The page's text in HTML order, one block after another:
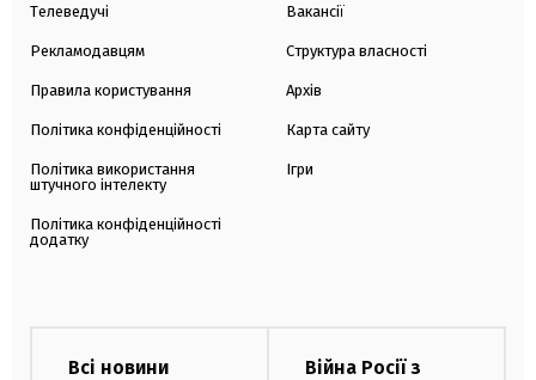
Телеведучі
Рекламодавцям
Правила користування
Політика конфіденційності
Політика використання
штучного інтелекту
Політика конфіденційності
додатку
Вакансії
Структура власності
Архів
Карта сайту
Ігри
Всі новини
Війна Росії з